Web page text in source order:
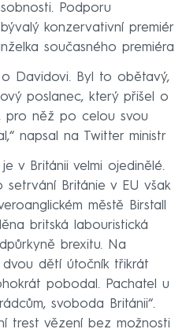
Podporu
konzervativní premiér
současného premiéra
Davidovi. Byl to obětavý,
poslanec, který přišel o
pro něž po celou svou
napsal na Twitter ministr
v Británii velmi ojedinělé.
Británie v EU však
městě Birstall
britská labouristická
brexitu. Na
dětí útočník třikrát
pobodal. Pachatel u
svoboda Británii“.
trest vězení bez možnosti